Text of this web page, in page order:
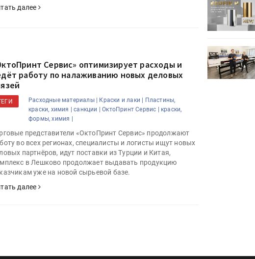
далее
Сервис» оптимизирует расходы и
работу по налаживанию новых деловых
Расходные материалы | Краски и лаки | Пластины,
краски, химия | санкции | ОктоПринт Сервис | краски,
формы, химия |
представители «ОктоПринт Сервис» продолжают
во всех регионах, специалисты и логисты ищут новых
партнёров, идут поставки из Турции и Китая,
в Лешково продолжает выдавать продукцию
уже на новой сырьевой базе.
далее
запущен в компании «Сказитель»